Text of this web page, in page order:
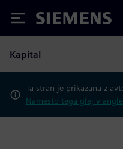
Siemens
Kapital
Ta stran je prikazana z
Namesto tega glej v